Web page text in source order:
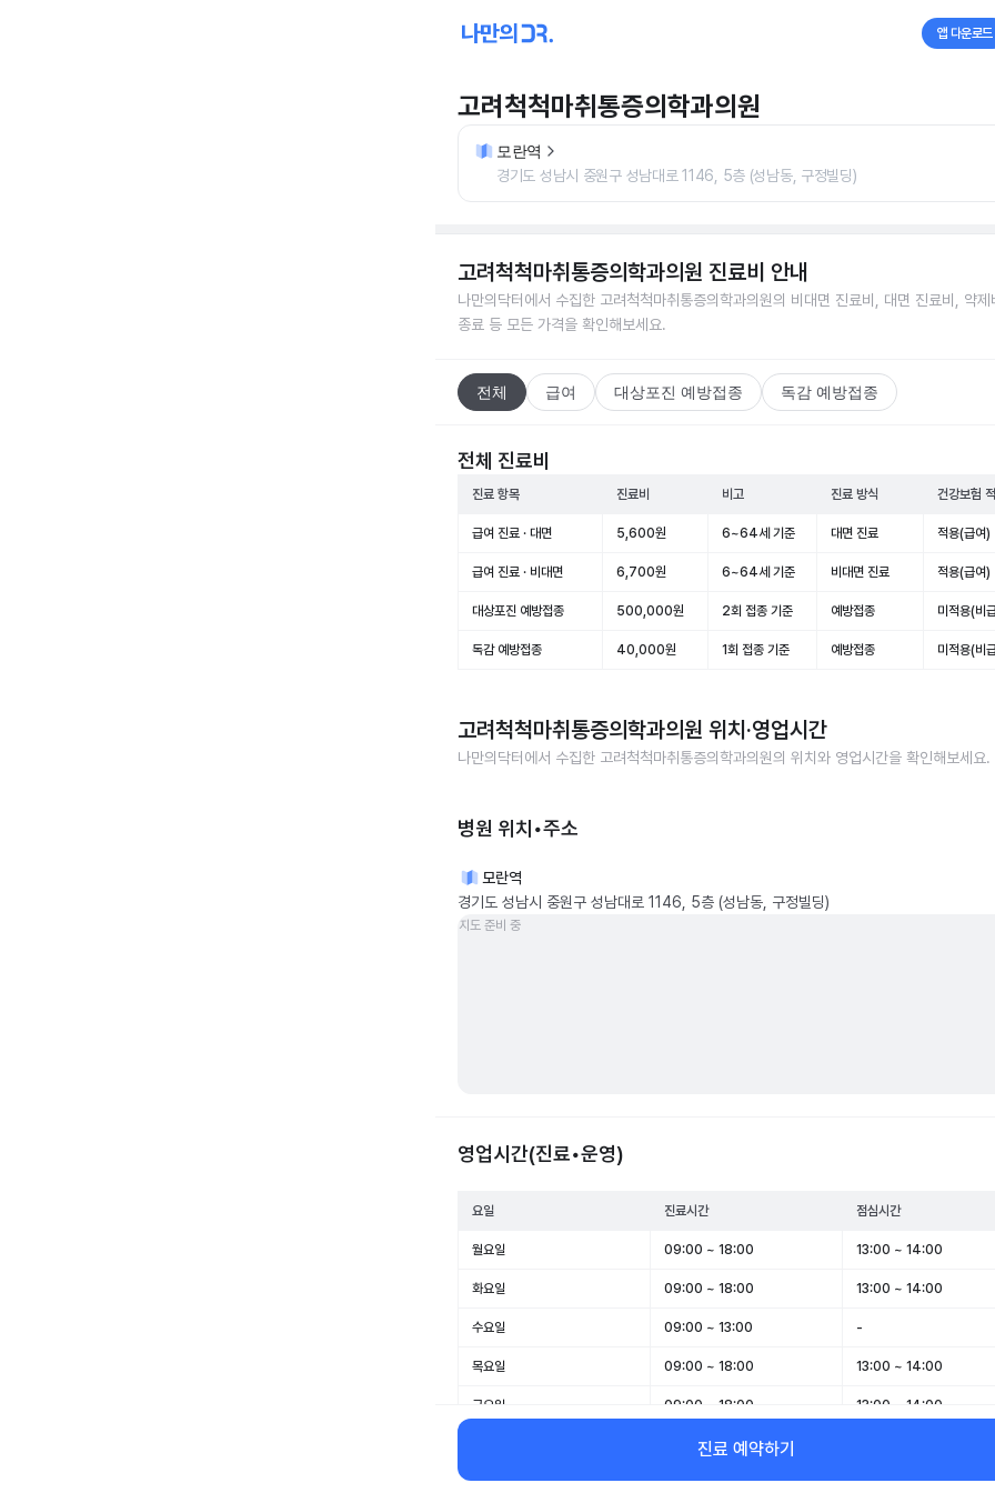
앱 다운로드
고려척척마취통증의학과의원
모란역
경기도 성남시 중원구 성남대로 1146, 5층 (성남동, 구정빌딩)
고려척척마취통증의학과의원 진료비 안내
나만의닥터에서 수집한 고려척척마취통증의학과의원의 비대면 진료비, 대면 진료비, 약제
종료 등 모든 가격을 확인해보세요.
전체 급여 대상포진 예방접종 독감 예방접종
전체 진료비
진료 항목 진료비 비고 진료 방식 건강보험
급여 진료 · 대면 5,600원 6~64세 기준 대면 진료 적용(급여)
급여 진료 · 비대면 6,700원 6~64세 기준 비대면 진료 적용(급여)
대상포진 예방접종 500,000원 2회 접종 기준 예방접종 미적용(비
독감 예방접종 40,000원 1회 접종 기준 예방접종 미적용(비
고려척척마취통증의학과의원 위치·영업시간
나만의닥터에서 수집한 고려척척마취통증의학과의원의 위치와 영업시간을 확인해보세요.
병원 위치•주소
모란역
경기도 성남시 중원구 성남대로 1146, 5층 (성남동, 구정빌딩)
지도 준비 중
영업시간(진료•운영)
요일 진료시간 점심시간
월요일 09:00 ~ 18:00 13:00 ~ 14:00
화요일 09:00 ~ 18:00 13:00 ~ 14:00
수요일 09:00 ~ 13:00 -
목요일 09:00 ~ 18:00 13:00 ~ 14:00
금요일 09:00 ~ 18:00 13:00 ~ 14:00
09:00 ~ 13:00
일요일 휴무 -
진료 예약하기